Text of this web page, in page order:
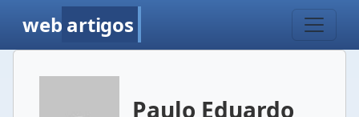
web artigos
Paulo Eduardo